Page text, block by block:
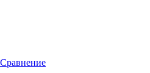
Сравнение